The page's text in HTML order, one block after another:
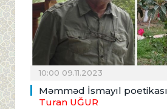
10:00 09.11.2023
Məmməd İsmayıl
Turan UĞUR